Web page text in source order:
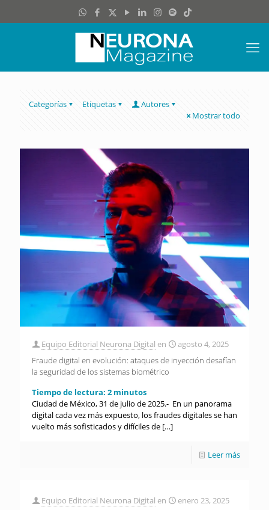
Categorías Etiquetas
Autores
Mostrar todo
Equipo Editorial Neurona Digital en
agosto 4, 2025
Fraude digital en evolución: ataques de inyección desafían
la seguridad de los sistemas biométrico
Tiempo de lectura: 2 minutos
Ciudad de México, 31 de julio de 2025.- En un panorama
digital cada vez más expuesto, los fraudes digitales se han
vuelto más sofisticados y difíciles de […]
Leer más
Equipo Editorial Neurona Digital en
enero 23, 2025